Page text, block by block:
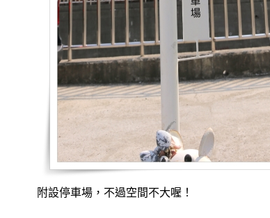
附設停車場，不過空間不大喔！